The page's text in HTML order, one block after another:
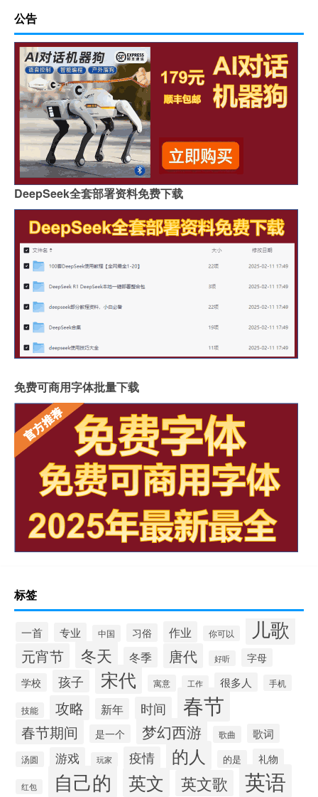
公告
DeepSeek全套部署资料免费下载
免费可商用字体批量下载
标签
一首 专业 中国 习俗 作业 你可以 儿歌
元宵节 冬天 冬季 唐代 好听
字母
学校
孩子 宋代 寓意 工作 很多人 手机
技能 攻略 新年 时间 春节
春节期间 是一个 梦幻西游 歌曲 歌词
汤圆 游戏 玩家 疫情 的人 的是 礼物
红包 自己的 英文 英文歌 英语